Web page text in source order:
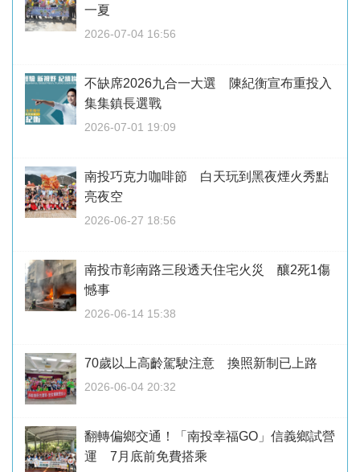
一夏
2026-07-04 16:56
不缺席2026九合一大選 陳紀衡宣布重投入
集集鎮長選戰
2026-07-01 19:09
南投巧克力咖啡節 白天玩到黑夜煙火秀點
亮夜空
2026-06-27 18:56
南投市彰南路三段透天住宅火災 釀2死1傷
憾事
2026-06-14 15:38
70歲以上高齡駕駛注意 換照新制已上路
2026-06-04 20:32
翻轉偏鄉交通！「南投幸福GO」信義鄉試營
運 7月底前免費搭乘